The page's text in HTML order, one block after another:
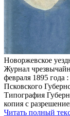
Новоржевское
Журнал
февраля 1895
Псковского
Типография
копия с
Читать полный